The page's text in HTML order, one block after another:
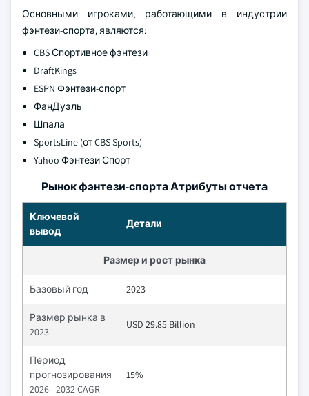
Основными игроками, работающими в индустрии
фэнтези-спорта, являются:
CBS Спортивное фэнтези
DraftKings
ESPN Фэнтези-спорт
ФанДуэль
Шпала
SportsLine (от CBS Sports)
Yahoo Фэнтези Спорт
Рынок фэнтези-спорта Атрибуты отчета
Ключевой
вывод
Детали
Размер и рост рынка
Базовый год 2023
Размер рынка в
2023
USD 29.85 Billion
Период
прогнозирования
2026 - 2032 CAGR
15%